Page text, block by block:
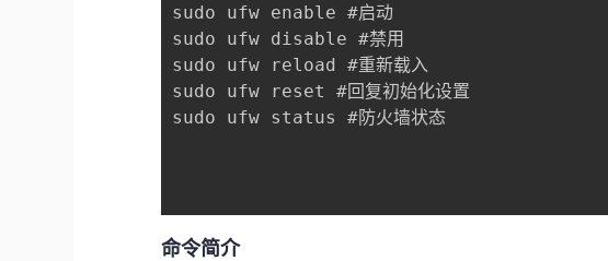
sudo ufw enable #启动
sudo ufw disable #禁用
sudo ufw reload #重新载入
sudo ufw reset #回复初始化设置
sudo ufw status #防火墙状态
命令简介